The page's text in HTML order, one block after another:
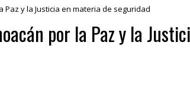
y la Justicia en materia de seguridad
por la Paz y la